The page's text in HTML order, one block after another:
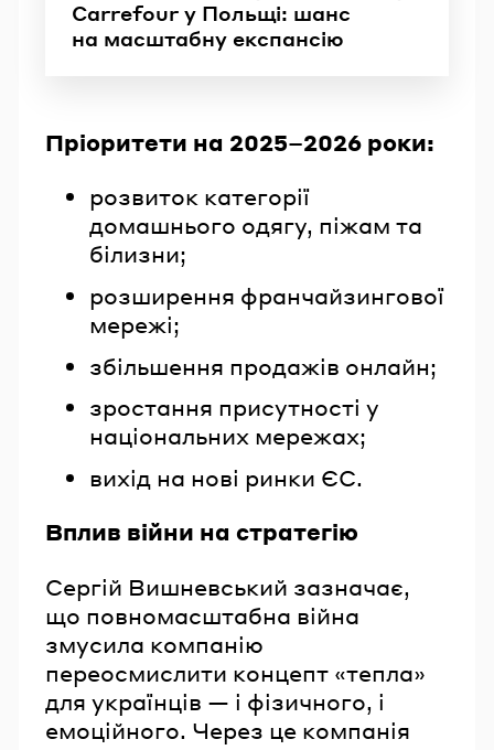
Carrefour у Польщі: шанс
на масштабну експансію
Пріоритети на 2025–2026 роки:
розвиток категорії
домашнього одягу, піжам та
білизни;
розширення франчайзингової
мережі;
збільшення продажів онлайн;
зростання присутності у
національних мережах;
вихід на нові ринки ЄС.
Вплив війни на стратегію
Сергій Вишневський зазначає,
що повномасштабна війна
змусила компанію
переосмислити концепт «тепла»
для українців — і фізичного, і
емоційного. Через це компанія